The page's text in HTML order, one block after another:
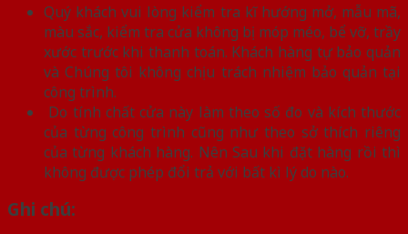
Quý khách vui lòng kiểm tra kĩ hướng mở, mẫu mã,
màu sắc, kiểm tra cửa không bị móp méo, bể vỡ, trầy
xước trước khi thanh toán. Khách hàng tự bảo quản
và Chúng tôi không chịu trách nhiệm bảo quản tại
công trình.
Do tính chất cửa này làm theo số đo và kích thước
của từng công trình cũng như theo sở thích riêng
của từng khách hàng. Nên Sau khi đặt hàng rồi thì
không được phép đổi trả với bất kì lý do nào.
Ghi chú: